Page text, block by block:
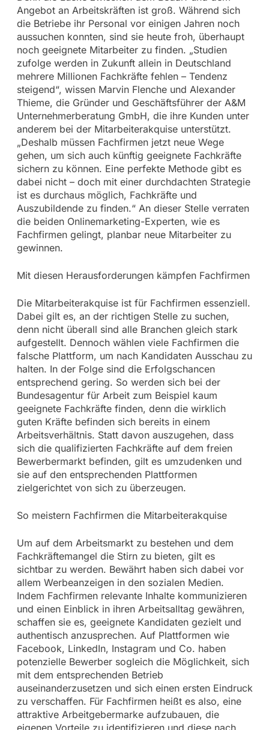
Angebot an Arbeitskräften ist groß. Während sich
die Betriebe ihr Personal vor einigen Jahren noch
aussuchen konnten, sind sie heute froh, überhaupt
noch geeignete Mitarbeiter zu finden. „Studien
zufolge werden in Zukunft allein in Deutschland
mehrere Millionen Fachkräfte fehlen – Tendenz
steigend“, wissen Marvin Flenche und Alexander
Thieme, die Gründer und Geschäftsführer der A&M
Unternehmerberatung GmbH, die ihre Kunden unter
anderem bei der Mitarbeiterakquise unterstützt.
„Deshalb müssen Fachfirmen jetzt neue Wege
gehen, um sich auch künftig geeignete Fachkräfte
sichern zu können. Eine perfekte Methode gibt es
dabei nicht – doch mit einer durchdachten Strategie
ist es durchaus möglich, Fachkräfte und
Auszubildende zu finden.“ An dieser Stelle verraten
die beiden Onlinemarketing-Experten, wie es
Fachfirmen gelingt, planbar neue Mitarbeiter zu
gewinnen.
Mit diesen Herausforderungen kämpfen Fachfirmen
Die Mitarbeiterakquise ist für Fachfirmen essenziell.
Dabei gilt es, an der richtigen Stelle zu suchen,
denn nicht überall sind alle Branchen gleich stark
aufgestellt. Dennoch wählen viele Fachfirmen die
falsche Plattform, um nach Kandidaten Ausschau zu
halten. In der Folge sind die Erfolgschancen
entsprechend gering. So werden sich bei der
Bundesagentur für Arbeit zum Beispiel kaum
geeignete Fachkräfte finden, denn die wirklich
guten Kräfte befinden sich bereits in einem
Arbeitsverhältnis. Statt davon auszugehen, dass
sich die qualifizierten Fachkräfte auf dem freien
Bewerbermarkt befinden, gilt es umzudenken und
sie auf den entsprechenden Plattformen
zielgerichtet von sich zu überzeugen.
So meistern Fachfirmen die Mitarbeiterakquise
Um auf dem Arbeitsmarkt zu bestehen und dem
Fachkräftemangel die Stirn zu bieten, gilt es
sichtbar zu werden. Bewährt haben sich dabei vor
allem Werbeanzeigen in den sozialen Medien.
Indem Fachfirmen relevante Inhalte kommunizieren
und einen Einblick in ihren Arbeitsalltag gewähren,
schaffen sie es, geeignete Kandidaten gezielt und
authentisch anzusprechen. Auf Plattformen wie
Facebook, LinkedIn, Instagram und Co. haben
potenzielle Bewerber sogleich die Möglichkeit, sich
mit dem entsprechenden Betrieb
auseinanderzusetzen und sich einen ersten Eindruck
zu verschaffen. Für Fachfirmen heißt es also, eine
attraktive Arbeitgebermarke aufzubauen, die